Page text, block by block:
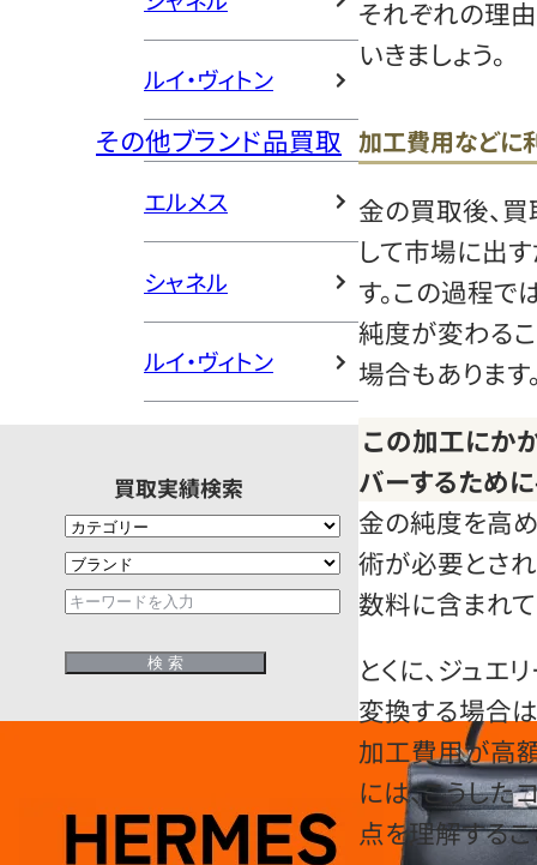
ルイ・ヴィトン
その他ブランド品買取
エルメス
シャネル
ルイ・ヴィトン
買取実績検索
それぞれの理
いきましょう。
加工費用などに
金の買取後、
して市場に出
す。この過程で
純度が変わる
場合もあります
この加工にか
バーするため
金の純度を高
術が必要とさ
数料に含まれて
とくに、ジュ
変換する場合
加工費用が高
には、こうし
点を理解するこ